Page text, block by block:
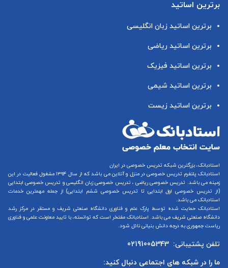
برترین اساتید
برترین اساتید زبان انگلیسی
برترین اساتید ریاضی
برترین اساتید فیزیک
برترین اساتید شیمی
برترین اساتید زیست
استادبانک، بزرگترین شبکه تدریس خصوصی در ایران
استادبانک پلتفرم تدریس خصوصی در منزل و آنلاین
می باشد که از سال ۱۳۹۴ مشغول فعالیت در این
زمینه می باشد. تدریس خصوصی ریاضی ، تدریس خصوصی زبان انگلیسیو تدریس خصوصی ابتدایی
(از تدریس خصوصی اول ابتدایی تا تدریس خصوصی ششم ابتدایی) از جمله مهمترین خدمات
استادبانک می باشد.
استادبانک حمایت شده توسط پارک علم و فناوری دانشگاه صنعتی شریف و مستقر در مرکز رشد
دانشگاه صنعتی شریف می باشد. استادبانک مفتخر است که توانسته، با تایید معاونت علمی و فناوری
ریاست جمهوری به درجه دانش بنیانی نائل شود.
تلفن پشتیبانی: 02191005343
ما را در شبکه های اجتماعی دنبال کنید: